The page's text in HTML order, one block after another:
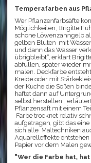
Temperafarben aus
Wer Pflanzenfarbsäfte
Möglichkeiten, Brigitte
schöne Löwenzahngelb
gelben Blüten mit
und dann das Wasser
übrigbleibt“, erklärt
abfüllen, später wieder
malen. Deckfarbe
Kreide oder mit
der Küche die Soßen
haftet dann auf
selbst herstellen“,
Pflanzensaft mit einem
Farbe trocknet relativ
aufgetragen, gibt das
sich alle Maltechniken
Aquarelleffekte
Papier vor dem Malen
"Wer die Farbe hat,